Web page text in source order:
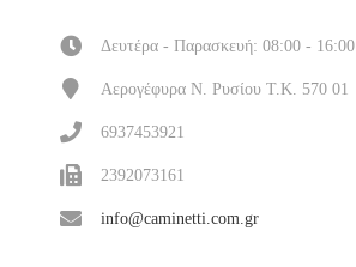
Δευτέρα - Παρασκευή: 08:00 - 16:00
Αερογέφυρα Ν. Ρυσίου Τ.Κ. 570 01
6937453921
2392073161
info@caminetti.com.gr